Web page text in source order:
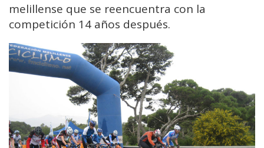
melillense que se reencuentra con la
competición 14 años después.